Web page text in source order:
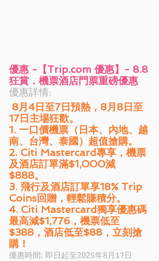
優惠 -【Trip.com 優惠】- 8.8
狂賞．機票酒店門票重磅優惠
優惠詳情:
17日主場狂歡。
1. 一口價機票（日本、內地、越
南、台灣、泰國）超值搶購。
2. Citi Mastercard專享，機票
及酒店訂單滿$1,000減
$888。
3. 飛行及酒店訂單享18% Trip
Coins回贈，輕鬆賺積分。
4. Citi Mastercard獨享優惠碼
最高減$1,776，機票低至
$388，酒店低至$88，立刻搶
購！
優惠時間: 即日起至2025年8月17日